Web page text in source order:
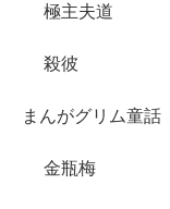
極主夫道
殺彼
まんがグリム童話
金瓶梅